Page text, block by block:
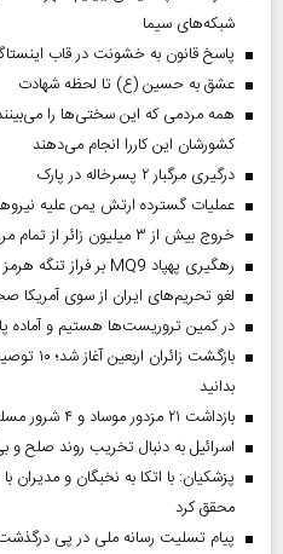
شبکه‌های سیما
پاسخ قانون به خشونت در قاب
عشق به حسین (ع) تا لحظه شهادت
همه مردمی که این سختی‌ها را
کشورشان این کاررا انجام می‌دهند
درگیری مرگبار ۲ پسرخاله در پارک
عملیات گسترده ارتش یمن علیه
خروج بیش از ۳ میلیون زائر از تمام مرز‌های کشور
رهگیری پهپاد MQ9 بر فراز تنگه هرمز
لغو تحریم‌های ایران از سوی آمریکا
در کمین تروریست‌ها هستیم و آماده
بازگشت
بدانید
بازداشت ۲۱ مزدور موساد و ۴ شرور مسلح در استان کرمان
اسرائیل به دنبال تخریب روند صلح
پزشکیان: با اتکا به نخبگان و مدیران
محقق کرد
پیام تسلیت رسانه ملی در پی درگذشت